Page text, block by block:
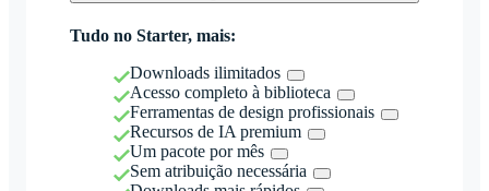
Tudo no Starter, mais:
Downloads ilimitados
Acesso completo à biblioteca
Ferramentas de design profissionais
Recursos de IA premium
Um pacote por mês
Sem atribuição necessária